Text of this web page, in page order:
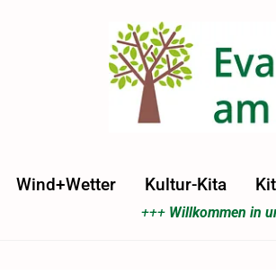
Wind+Wetter Kultur-Kita
+++ Willkommen in